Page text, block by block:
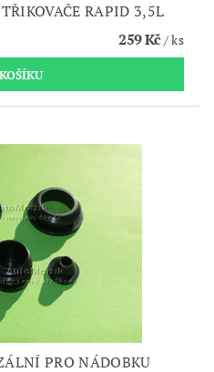
RAPID 3,5L
259 Kč/ ks
PRO NÁDOBKU